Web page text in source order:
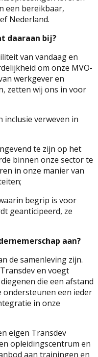
een bereikbaar,
Nederland.
daaraan bij?
van vandaag en
om onze MVO-
werkgever en
zetten wij ons in voor
inclusie verweven in
te zijn op het
binnen onze sector te
in onze manier van
begrip is voor
geanticipeerd, ze
aan?
de samenleving zijn.
en voegt
die een afstand
ondersteunen een ieder
in onze
eigen Transdev
opleidingscentrum en
aan trainingen en